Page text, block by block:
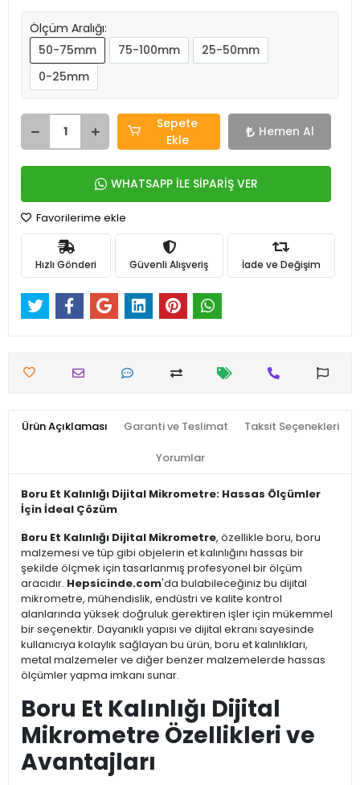
Ölçüm Aralığı:
50-75mm
75-100mm
25-50mm
0-25mm
Sepete
Ekle
Hemen Al
WHATSAPP İLE SİPARİŞ VER
Favorilerime ekle
Hızlı Gönderi Güvenli Alışveriş İade ve Değişim
Ürün Açıklaması Garanti ve Teslimat Taksit Seçenekleri
Yorumlar
Boru Et Kalınlığı Dijital Mikrometre: Hassas Ölçümler
İçin İdeal Çözüm
Boru Et Kalınlığı Dijital Mikrometre, özellikle boru, boru
malzemesi ve tüp gibi objelerin et kalınlığını hassas bir
şekilde ölçmek için tasarlanmış profesyonel bir ölçüm
aracıdır. Hepsicinde.com'da bulabileceğiniz bu dijital
mikrometre, mühendislik, endüstri ve kalite kontrol
alanlarında yüksek doğruluk gerektiren işler için mükemmel
bir seçenektir. Dayanıklı yapısı ve dijital ekranı sayesinde
kullanıcıya kolaylık sağlayan bu ürün, boru et kalınlıkları,
metal malzemeler ve diğer benzer malzemelerde hassas
ölçümler yapma imkanı sunar.
Boru Et Kalınlığı Dijital
Mikrometre Özellikleri ve
Avantajları